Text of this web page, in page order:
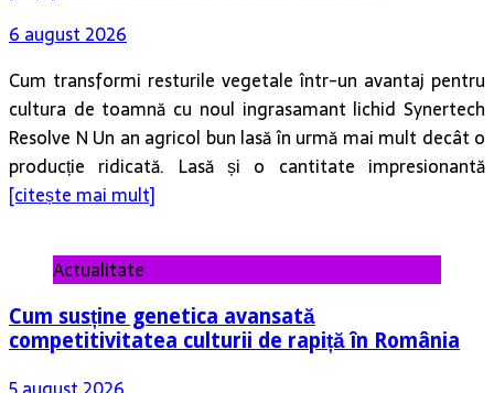
6 august 2026
Cum transformi resturile vegetale într-un avantaj pentru
cultura de toamnă cu noul ingrasamant lichid Synertech
Resolve N Un an agricol bun lasă în urmă mai mult decât o
producție ridicată. Lasă și o cantitate impresionantă
[citește mai mult]
Actualitate
Cum susține genetica avansată
competitivitatea culturii de rapiță în România